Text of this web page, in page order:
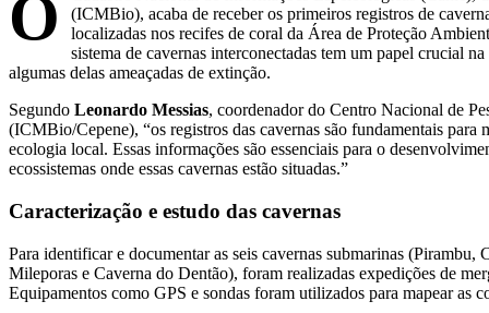
O
(ICMBio), acaba de receber os primeiros registros de
localizadas nos recifes de coral da Área de Proteção
sistema de cavernas interconectadas tem um papel crucial
algumas delas ameaçadas de extinção.
Segundo Leonardo Messias, coordenador do Centro Nacional de
(ICMBio/Cepene), “os registros das cavernas são fundamentais para
ecologia local. Essas informações são essenciais para o
ecossistemas onde essas cavernas estão situadas.”
Caracterização e estudo das cavernas
Para identificar e documentar as seis cavernas submarinas
Mileporas e Caverna do Dentão), foram realizadas expedições de
Equipamentos como GPS e sondas foram utilizados para mapear as